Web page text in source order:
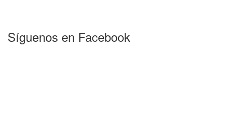
Síguenos en Facebook